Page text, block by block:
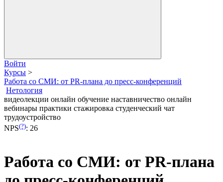
Войти
Курсы >
Работа со СМИ: от PR-плана до пресс-конференций
Нетология
видеолекции онлайн обучение наставничество онлайн
вебинары практики стажировка студенческий чат
трудоустройство
NPS(?): 26
Работа со СМИ: от PR-плана